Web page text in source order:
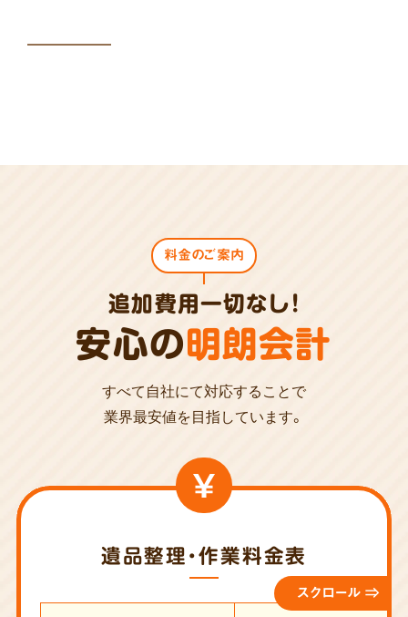
料金のご案内
追加費用一切なし!
安心の明朗会計
すべて自社にて対応することで
業界最安値を目指しています。
遺品整理・作業料金表
スクロール ⇒